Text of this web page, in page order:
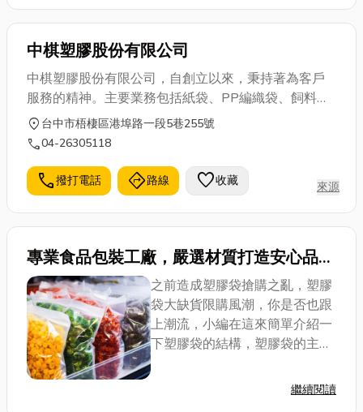
中棋塑膠股份有限公司
中棋塑膠股份有限公司，自創立以來，秉持著為客戶
服務的精神。主要業務包括紙袋、PP編織袋、飼料
袋、米袋、PE袋、化工袋、太空袋、淋膜袋、包裝
布、麵粉袋、環保袋
location_on 台中市梧棲區港埠路一段5巷255號
call04-26305118
call撥打電話 directions路線 favorite收藏 來源
專業食品包裝工廠，嚴選材質打造安心品
質，打造專屬品牌食品包裝原料
之前造成塑膠袋搶購之亂，塑膠
袋大缺貨限購風潮，你是否也跟
上潮流，小編在這來簡單介紹一
下塑膠袋的結構，塑膠袋的主要
基礎，經過加熱熔融、吹膜、印
繼續閱讀